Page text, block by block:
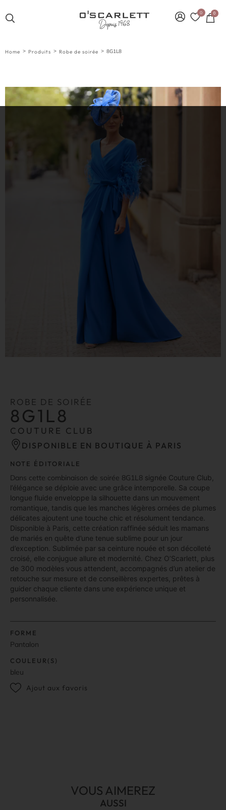
0 0
Home > Produits > Robe de soirée > 8G1L8
ROBE DE SOIRÉE
8G1L8
COUTURE CLUB
DISPONIBLE EN BOUTIQUE À PARIS
NOTE ÉDITORIALE
Dans cette combinaison de soirée 8G1L8 signée Couture Club
l’élégance se déploie avec une grâce intemporelle. Sa coupe
longue fluide enveloppe la silhouette dans un mouvement
romantique, tandis que les manches légères ornées de plumes
délicates ajoutent une touche chic et résolument tendance.
Disponible à Paris , cette création raffinée séduit les mamans
de mariés en quête d’une tenue sublime pour un jour
d’exception. Sublimée par sa ceinture nouée et son décolleté
croisé, elle conjugue allure et modernité. Chez O’Scarlett
, plus
de 300 modèles vous attendent, accompagnés d’un atelier de
retouche sur mesure et de conseillères expertes , prêtes à
guider chaque cliente dans une expérience unique et
personnalisée.
FORME
Pantalon
COULEUR(S)
bleu
Ajout aux favoris
VOUS AIMEREZ
AUSSI